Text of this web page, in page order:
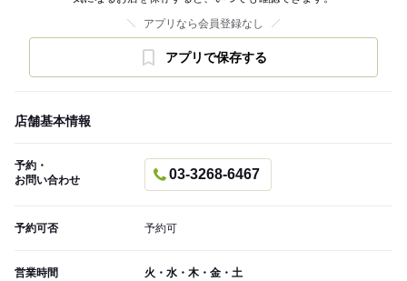
アプリなら会員登録なし
アプリで保存する
店舗基本情報
予約・
お問い合わせ
03-3268-6467
予約可否 予約可
営業時間 火・水・木・金・土